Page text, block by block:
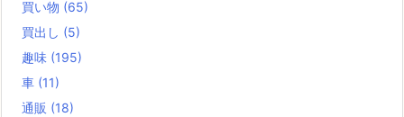
買い物 (65)
買出し (5)
趣味 (195)
車 (11)
通販 (18)